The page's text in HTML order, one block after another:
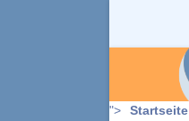
"> Startseite